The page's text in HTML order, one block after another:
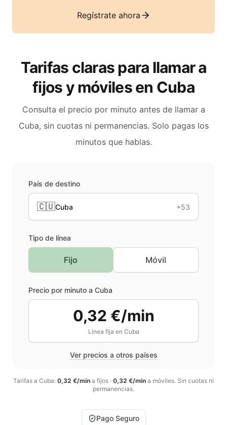
Regístrate ahora
Tarifas claras para llamar a
fijos y móviles en Cuba
Consulta el precio por minuto antes de llamar a
Cuba, sin cuotas ni permanencias. Solo pagas los
minutos que hablas.
País de destino
🇨🇺Cuba +53
Tipo de línea
Fijo Móvil
Precio por minuto a Cuba
0,32 €/min
Línea fija en Cuba
Ver precios a otros países
Tarifas a Cuba: 0,32 €/min a fijos · 0,32 €/min a móviles. Sin cuotas ni
permanencias.
Pago Seguro